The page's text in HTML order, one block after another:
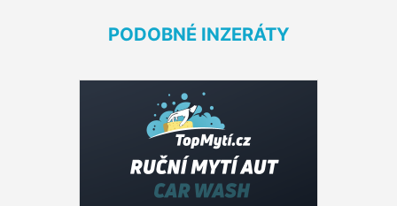
PODOBNÉ INZERÁTY